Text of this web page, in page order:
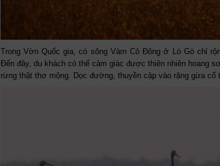
Trong Vờn Quốc gia, có sông Vàm Cỏ Đông ở Lò Gò chỉ
Đến đây, du khách có thể cảm giác được thiên nhiên hoang
rừng thật thơ mộng. Dọc đường, thuyền cập vào rặng gừa cổ